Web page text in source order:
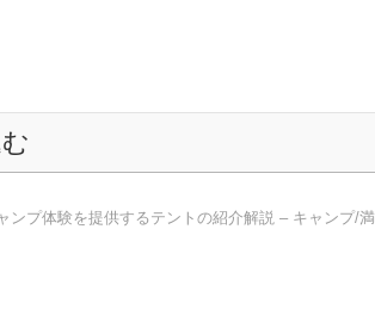
プ体験を提供するテントの紹介解説 – キャンプ/満